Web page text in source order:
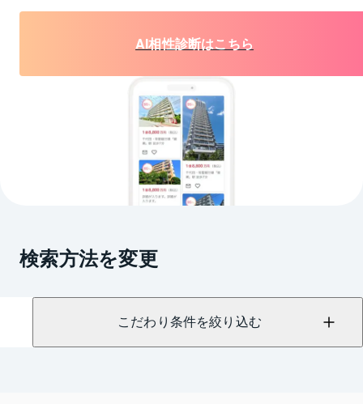
AI相性診断はこちら
検索方法を変更
こだわり条件を絞り込む